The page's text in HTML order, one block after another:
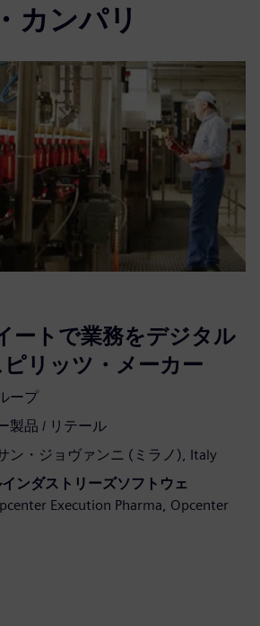
カンパリ
ートで業務をデジタル
リッツ・メーカー
ープ
製品 / リテール
ン・ジョヴァンニ (ミラノ), Italy
ンダストリーズソフトウェ
Execution Pharma, Opcenter